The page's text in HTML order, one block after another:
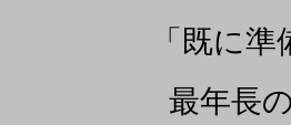
「既に
最年長